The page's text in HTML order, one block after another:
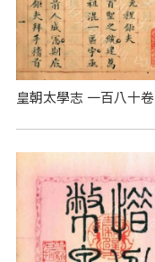
皇朝太學志 一百八十卷